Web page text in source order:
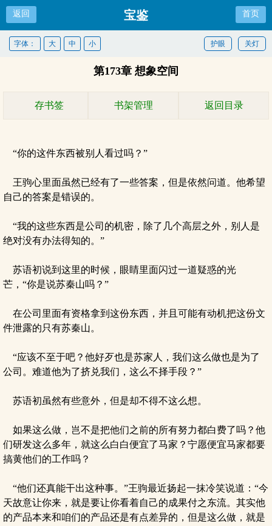
返回 宝鉴 首页
关灯
护眼
字体： 大 中 小
第173章 想象空间
存书签 书架管理 返回目录
“你的这件东西被别人看过吗？”
王驹心里面虽然已经有了一些答案，但是依然问道。他希望
自己的答案是错误的。
“我的这些东西是公司的机密，除了几个高层之外，别人是
绝对没有办法得知的。”
苏语初说到这里的时候，眼睛里面闪过一道疑惑的光
芒，“你是说苏秦山吗？”
在公司里面有资格拿到这份东西，并且可能有动机把这份文
件泄露的只有苏秦山。
“应该不至于吧？他好歹也是苏家人，我们这么做也是为了
公司。难道他为了挤兑我们，这么不择手段？”
苏语初虽然有些意外，但是却不得不这么想。
如果这么做，岂不是把他们之前的所有努力都白费了吗？他
们研发这么多年，就这么白白便宜了马家？宁愿便宜马家都要
搞黄他们的工作吗？
“他们还真能干出这种事。”王驹最近扬起一抹冷笑说道：“今
天故意让你来，就是要让你看着自己的成果付之东流。其实他
的产品本来和咱们的产品还是有点差异的，但是这么做，就是